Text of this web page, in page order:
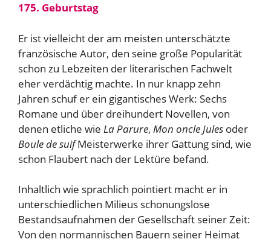
175. Geburtstag
Er ist vielleicht der am meisten unterschätzte
französische Autor, den seine große Popularität
schon zu Lebzeiten der literarischen Fachwelt
eher verdächtig machte. In nur knapp zehn
Jahren schuf er ein gigantisches Werk: Sechs
Romane und über dreihundert Novellen, von
denen etliche wie La Parure, Mon oncle Jules oder
Boule de suifMeisterwerke ihrer Gattung sind, wie
schon Flaubert nach der Lektüre befand.
Inhaltlich wie sprachlich pointiert macht er in
unterschiedlichen Milieus schonungslose
Bestandsaufnahmen der Gesellschaft seiner Zeit:
Von den normannischen Bauern seiner Heimat